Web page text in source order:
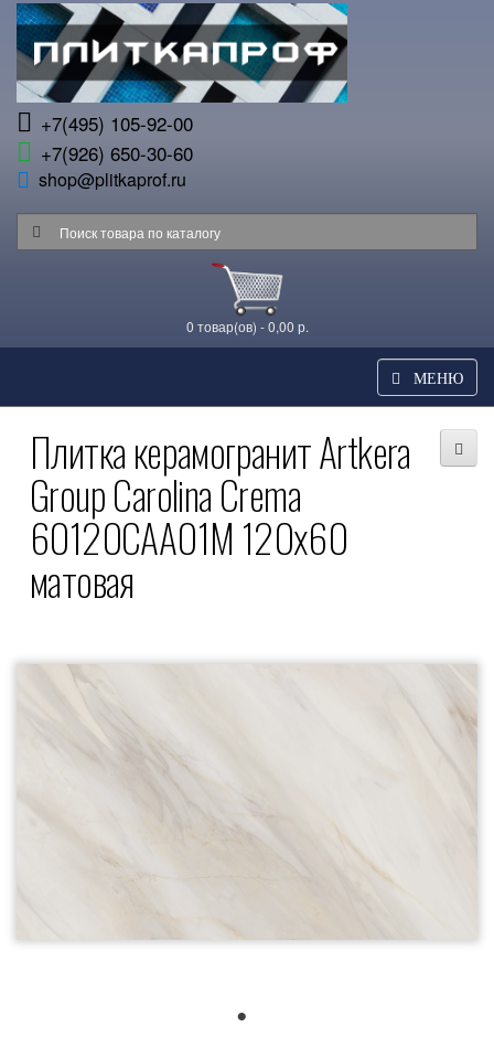
+7(495) 105-92-00
+7(926) 650-30-60
shop@plitkaprof.ru
0 товар(ов) - 0,00 р.
МЕНЮ
Плитка керамогранит Artkera
Group Carolina Crema
60120CAA01M 120x60
матовая